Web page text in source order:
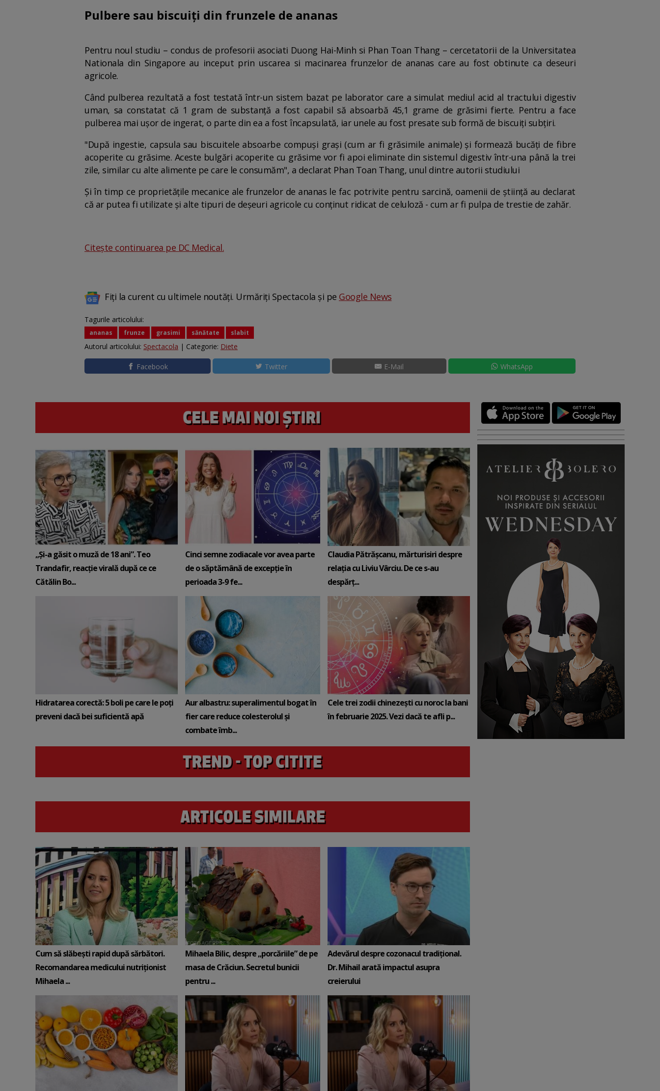
Pulbere sau biscuiți din frunzele de ananas
Pentru noul studiu – condus de profesorii asociati Duong Hai-Minh si Phan Toan Thang – cercetatorii de la Universitatea
Nationala din Singapore au inceput prin uscarea si macinarea frunzelor de ananas care au fost obtinute ca deseuri
agricole.
Când pulberea rezultată a fost testată într-un sistem bazat pe laborator care a simulat mediul acid al tractului digestiv
uman, sa constatat că 1 gram de substanță a fost capabil să absoarbă 45,1 grame de grăsimi fierte. Pentru a face
pulberea mai ușor de ingerat, o parte din ea a fost încapsulată, iar unele au fost presate sub formă de biscuiți subțiri.
"După ingestie, capsula sau biscuitele absoarbe compuși grași (cum ar fi grăsimile animale) și formează bucăți de fibre
acoperite cu grăsime. Aceste bulgări acoperite cu grăsime vor fi apoi eliminate din sistemul digestiv într-una până la trei
zile, similar cu alte alimente pe care le consumăm", a declarat Phan Toan Thang, unul dintre autorii studiului
Și în timp ce proprietățile mecanice ale frunzelor de ananas le fac potrivite pentru sarcină, oamenii de știință au declarat
că ar putea fi utilizate și alte tipuri de deșeuri agricole cu conținut ridicat de celuloză - cum ar fi pulpa de trestie de zahăr.
Citește continuarea pe DC Medical.
Fiți la curent cu ultimele noutăți. Urmăriți Spectacola și pe Google News
Tagurile articolului:
ananas frunze grasimi sănătate slabit
Autorul articolului: Spectacola | Categorie: Diete
Facebook Twitter E-Mail WhatsApp
„Și-a găsit o muză de 18 ani”. Teo
Trandafir, reacție virală după ce ce
Cătălin Bo...
Cinci semne zodiacale vor avea parte
de o săptămână de excepție în
perioada 3-9 fe...
Claudia Pătrășcanu, mărturisiri despre
relația cu Liviu Vârciu. De ce s-au
despărț...
Hidratarea corectă: 5 boli pe care le poți
preveni dacă bei suficientă apă
Aur albastru: superalimentul bogat în
fier care reduce colesterolul și
combate îmb...
Cele trei zodii chinezești cu noroc la bani
în februarie 2025. Vezi dacă te afli p...
Cum să slăbești rapid după sărbători.
Recomandarea medicului nutriționist
Mihaela ...
Mihaela Bilic, despre „porcăriile” de pe
masa de Crăciun. Secretul bunicii
pentru ...
Adevărul despre cozonacul tradițional.
Dr. Mihail arată impactul asupra
creierului